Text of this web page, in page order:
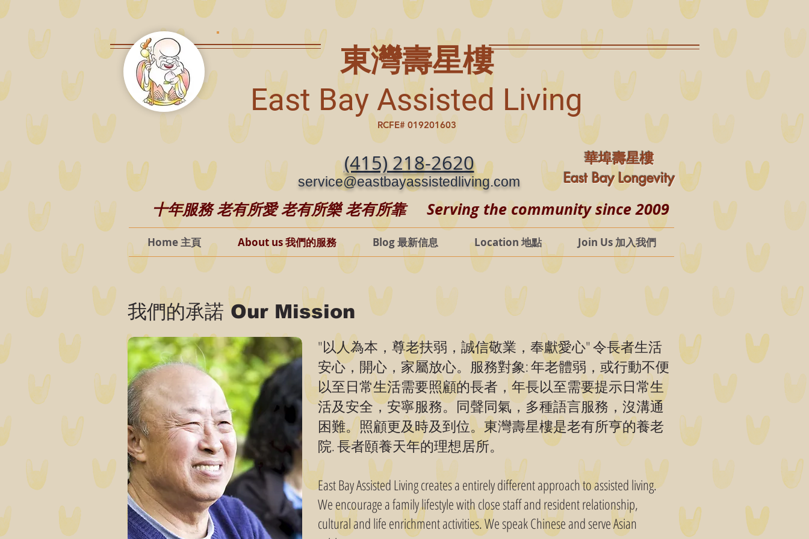
東灣壽星樓
East Bay Assisted Living
RCFE# 019201603
(415) 218-2620
service@eastbayassistedliving.com
華埠壽星樓
East Bay Longevity
十年服務 老有所愛 老有所樂 老有所靠 Serving the community since 2009
Home 主頁 About us 我們的服務 Blog 最新信息 Location 地點 Join Us 加入我們
我們的承諾 Our Mission
"以人為本，尊老扶弱，誠信敬業，奉獻愛心" 令長者生活
安心，開心，家屬放心。服務對象: 年老體弱，或行動不便
以至日常生活需要照顧的長者，年長以至需要提示日常生
活及安全，安寧服務。同聲同氣，多種語言服務，沒溝通
困難。照顧更及時及到位。東灣壽星樓是老有所亨的養老
院. 長者頤養天年的理想居所。
East Bay Assisted Living creates a entirely different approach to assisted living.
We encourage a family lifestyle with close staff and resident relationship,
cultural and life enrichment activities. We speak Chinese and serve Asian